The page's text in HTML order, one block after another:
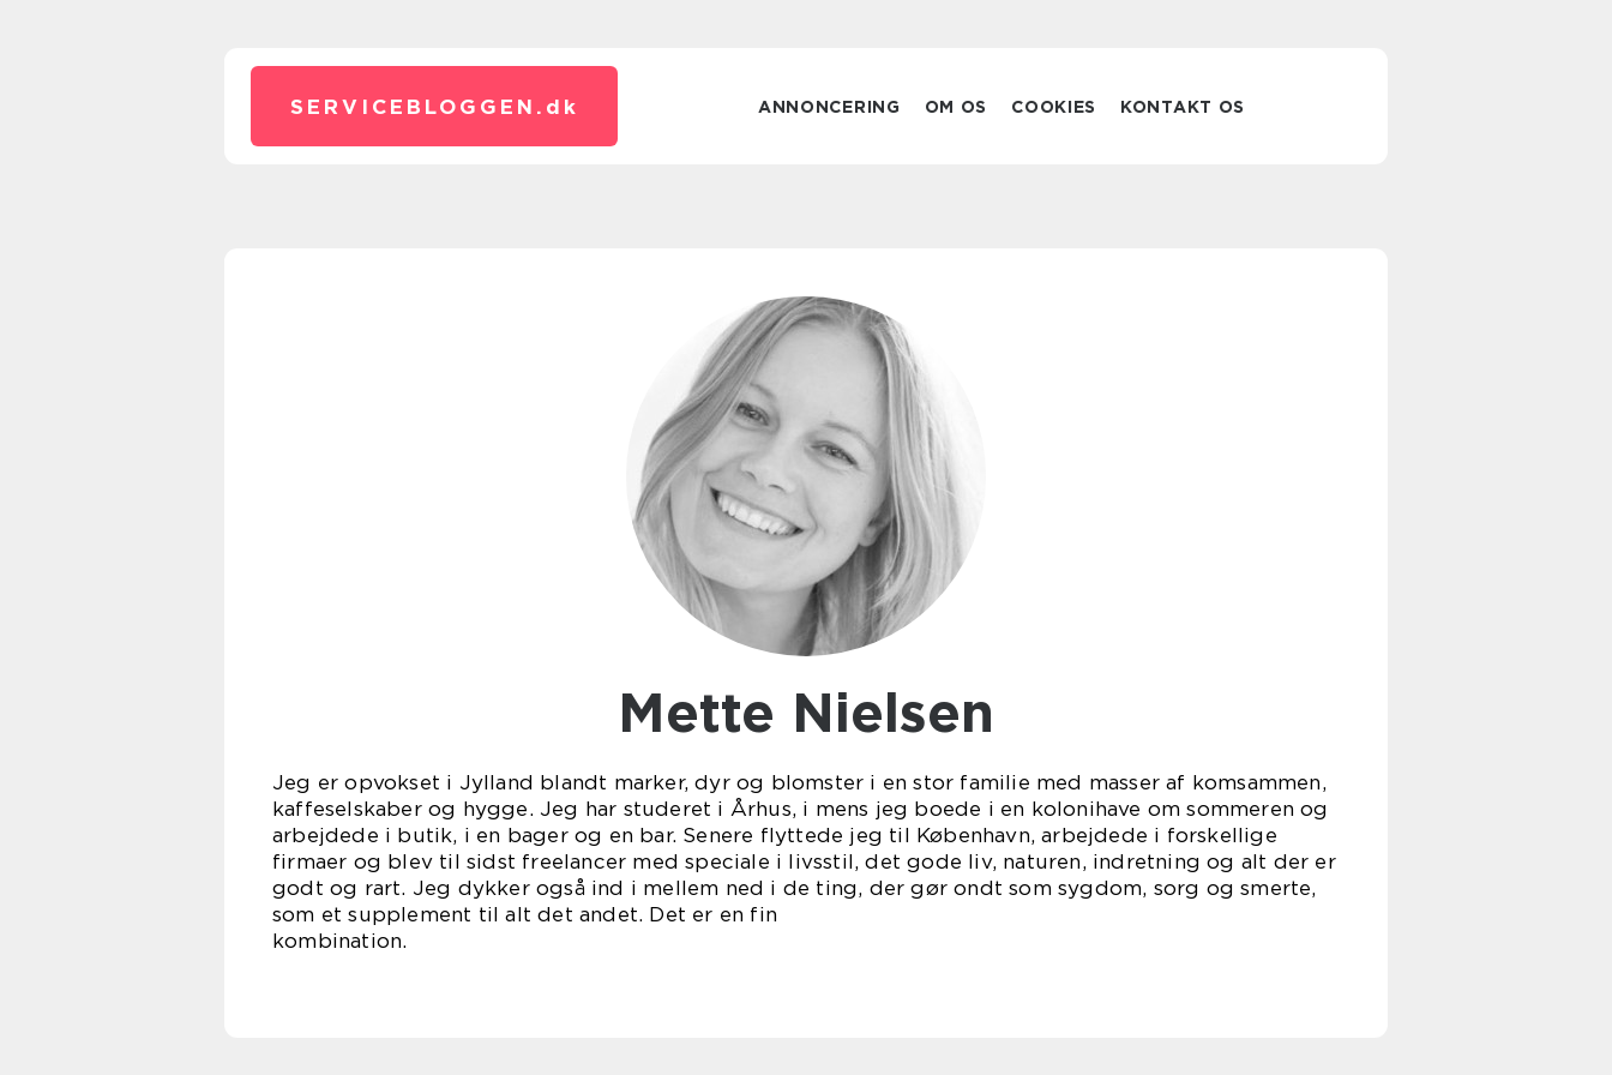
SERVICEBLOGGEN. dk ANNONCERING OM OS COOKIES KONTAKT OS
Mette Nielsen
Jeg er opvokset i Jylland blandt marker, dyr og blomster i en stor familie med masser af komsammen,
kaffeselskaber og hygge. Jeg har studeret i Århus, i mens jeg boede i en kolonihave om sommeren og
arbejdede i butik, i en bager og en bar. Senere flyttede jeg til København, arbejdede i forskellige
firmaer og blev til sidst freelancer med speciale i livsstil, det gode liv, naturen, indretning og alt der er
godt og rart. Jeg dykker også ind i mellem ned i de ting, der gør ondt som sygdom, sorg og smerte,
som et supplement til alt det andet. Det er en fin
kombination.